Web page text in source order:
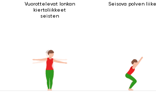
Vuorottelevat lonkan
kiertoliikkeet
seisten
Seisova polven liike